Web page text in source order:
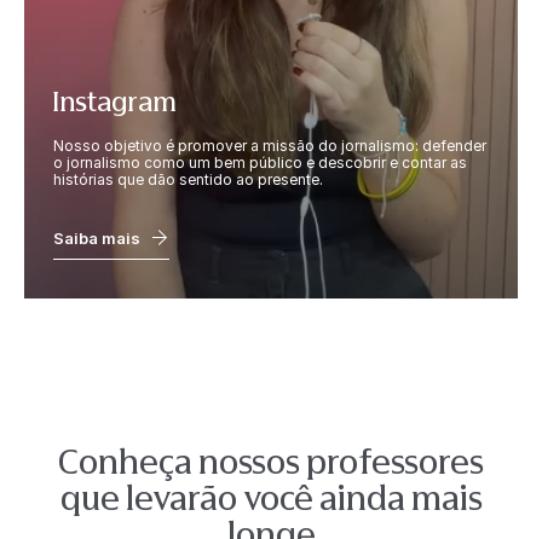
Instagram
Nosso objetivo é promover a missão do jornalismo: defender
o jornalismo como um bem público e descobrir e contar as
histórias que dão sentido ao presente.
Saiba mais
Conheça nossos professores
que levarão você ainda mais